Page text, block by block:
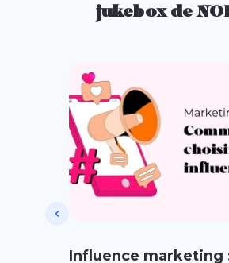
jukebox de
Influence marketing